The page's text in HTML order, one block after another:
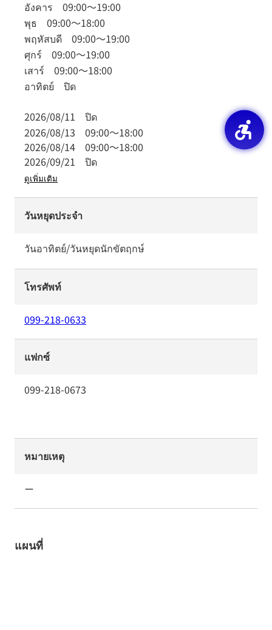
อังคาร 09:00～19:00
พุธ 09:00～18:00
พฤหัสบดี 09:00～19:00
ศุกร์ 09:00～19:00
เสาร์ 09:00～18:00
อาทิตย์ ปิด
2026/08/11 ปิด
2026/08/13 09:00～18:00
2026/08/14 09:00～18:00
2026/09/21 ปิด
ดูเพิ่มเติม
วันหยุดประจำ
วันอาทิตย์/วันหยุดนักขัตฤกษ์
โทรศัพท์
099-218-0633
แฟกซ์
099-218-0673
หมายเหตุ
ー
แผนที่